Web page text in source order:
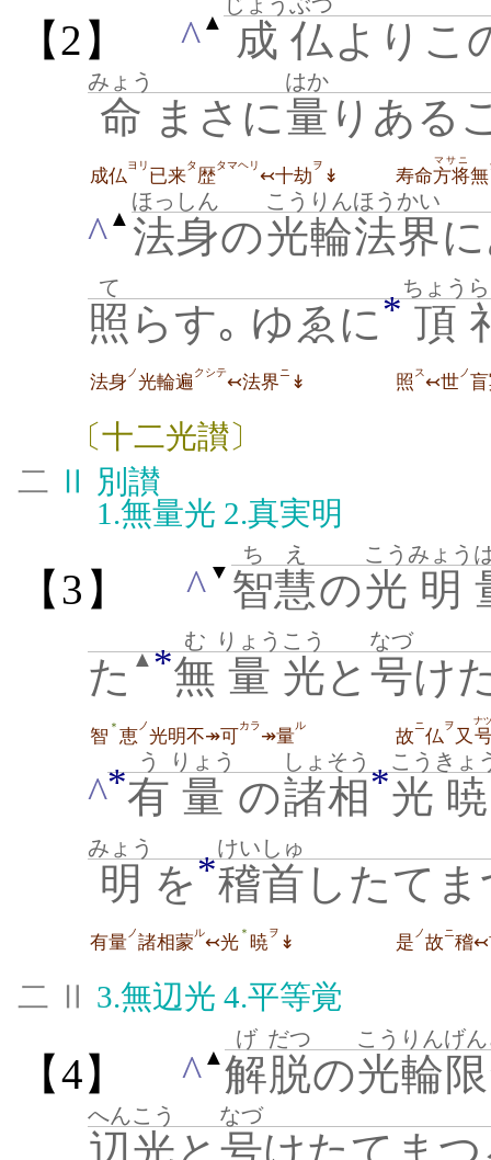
【2】 ^ ▲ 成 仏よりこ
命
みょう
まさに量
はか
りある
成仏ヨリ 已来タ歴タマヘリ↢十劫ヲ ↡ 寿命方将
マサニ
無
^ ▲ 法身
ほっしん
の光輪
こうりん
法界
ほうかい
照
て
らす｡ ゆゑに* 頂
ちょう
法身 ノ光輪遍 クシテ↢法界 ニ ↡ 照 ス↢世 ノ
〔十二光讃〕
二 Ⅱ 別讃
1.無量光 2.真実明
【3】 ^ ▼ 智慧
ちえ
の光
こう
明
みょう
た ▲*無
む
量
りょう
光
こう
と 号
なづ
け
智 ＊ 恵 ノ光明不↠可カラ↠量ル 故 ニ仏ヲ 又
ナ
^*有
う
量
りょう
の諸相
しょそう
*光
こう
暁
きょ
明
みょう
を*稽首
けいしゅ
したて
有量 ノ諸相蒙ル↢光 ＊ 暁ヲ ↡ 是 ノ故 ニ稽↢
二 Ⅱ 3.無辺光 4.平等覚
【4】 ^ ▲ 解
げ
脱
だつ
の光輪
こうりんげ
へんこう なづ